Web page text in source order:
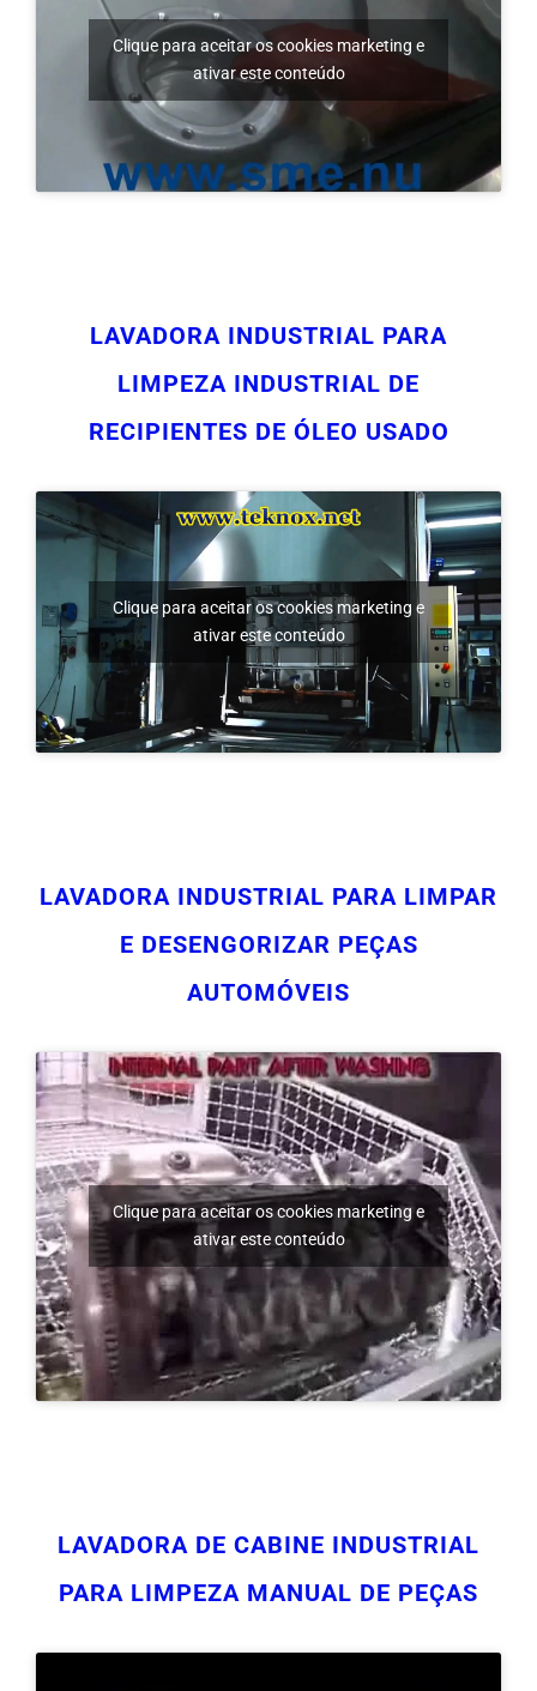
ativar este conteúdo
Clique para aceitar os cookies marketing e
ativar este conteúdo
E DESENGORIZAR PEÇAS
AUTOMÓVEIS
Clique para aceitar os cookies marketing e
ativar este conteúdo
PARA LIMPEZA MANUAL DE PEÇAS